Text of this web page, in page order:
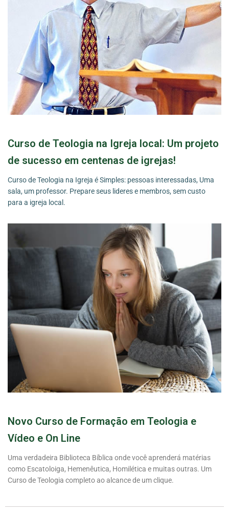
Curso de Teologia na Igreja local: Um projeto
de sucesso em centenas de igrejas!
Curso de Teologia na Igreja é Simples: pessoas interessadas, Uma
sala, um professor. Prepare seus lideres e membros, sem custo
para a igreja local.
Novo Curso de Formação em Teologia e
Vídeo e On Line
Uma verdadeira Biblioteca Bíblica onde você aprenderá matérias
como Escatoloiga, Hemenêutica, Homilética e muitas outras. Um
Curso de Teologia completo ao alcance de um clique.